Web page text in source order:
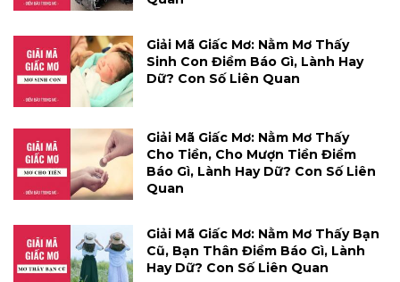
Giải Mã Giấc Mơ: Nằm Mơ Thấy
Sinh Con Điềm Báo Gì, Lành Hay
Dữ? Con Số Liên Quan
Giải Mã Giấc Mơ: Nằm Mơ Thấy
Cho Tiền, Cho Mượn Tiền Điềm
Báo Gì, Lành Hay Dữ? Con Số Liên
Quan
Giải Mã Giấc Mơ: Nằm Mơ Thấy Bạn
Cũ, Bạn Thân Điềm Báo Gì, Lành
Hay Dữ? Con Số Liên Quan